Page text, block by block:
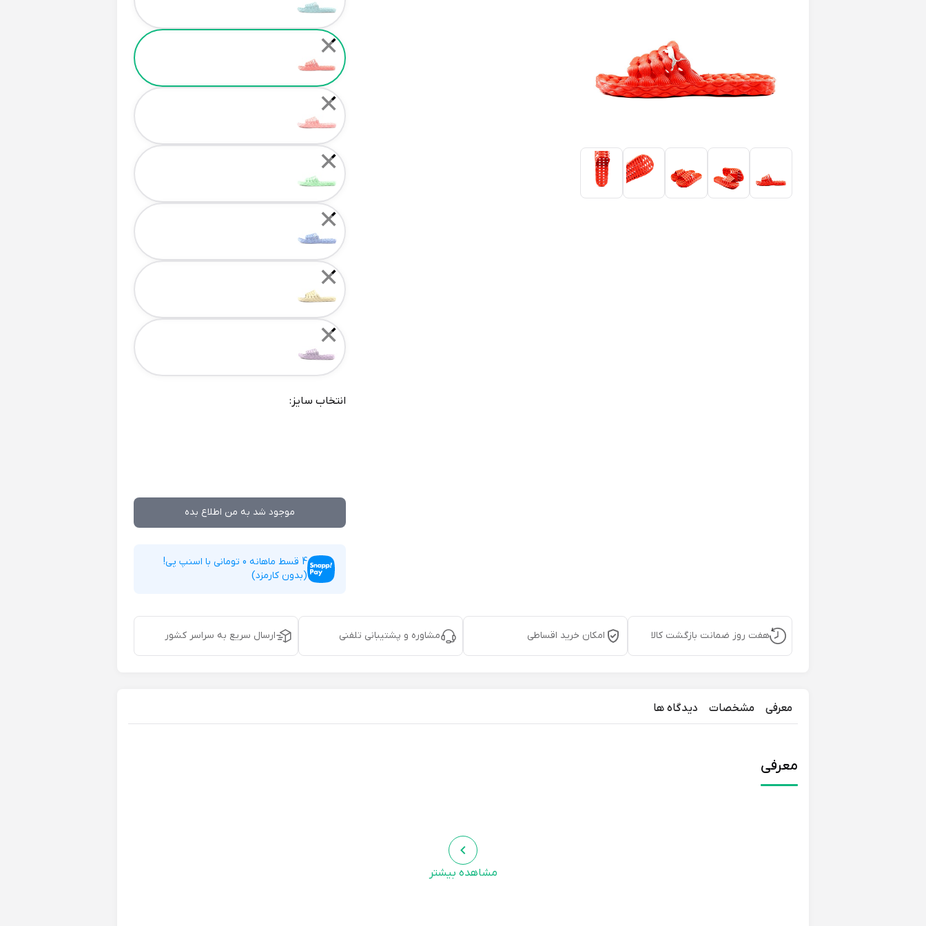
✕
✕
✕
✕
✕
✕
انتخاب سایز:
موجود شد به من اطلاع بده
4 قسط ماهانه 0 تومانی با اسنپ پی!
(بدون کارمزد)
هفت روز ضمانت بازگشت کالا امکان خرید اقساطی مشاوره و پشتیبانی تلفنی ارسال سریع به سراسر کشور
معرفی مشخصات دیدگاه ها
معرفی
مشاهده بیشتر